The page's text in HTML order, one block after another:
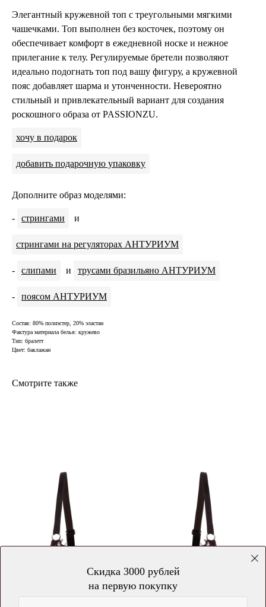
Скидка 3000 рублей
на первую покупку
Элегантный кружевной топ с треугольными мягкими
чашечками. Топ выполнен без косточек, поэтому он
обеспечивает комфорт в ежедневной носке и нежное
прилегание к телу. Регулируемые бретели позволяют
идеально подогнать топ под вашу фигуру, а кружевной
пояс добавляет шарма и утонченности. Невероятно
стильный и привлекательный вариант для создания
роскошного образа от PASSIONZU.
хочу в подарок
добавить подарочную упаковку
Дополните образ моделями:
- стрингами и
стрингами на регуляторах АНТУРИУМ
- слипами и трусами бразильяно АНТУРИУМ
- поясом АНТУРИУМ
Состав: 80% полиэстер, 20% эластан
Фактура материала белья: кружево
Тип: бралетт
Цвет: баклажан
Смотрите также